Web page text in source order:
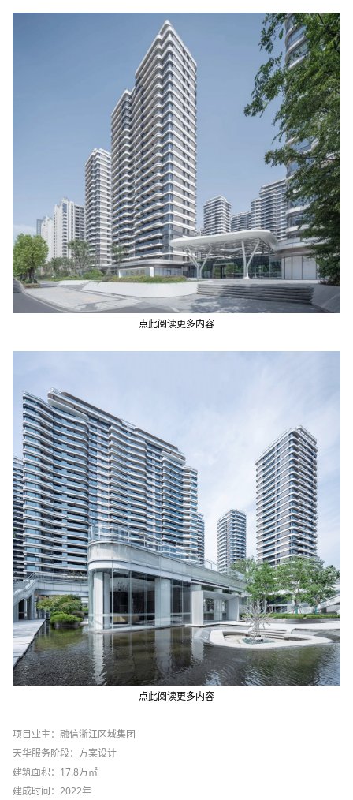
点此阅读更多内容
点此阅读更多内容
项目业主：融信浙江区域集团
天华服务阶段：方案设计
建筑面积：17.8万㎡
建成时间：2022年